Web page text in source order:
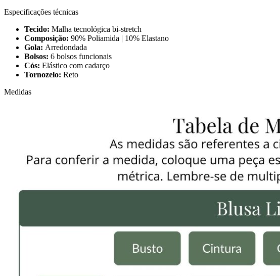
Especificações técnicas
Tecido: Malha tecnológica bi-stretch
Composição: 90% Poliamida | 10% Elastano
Gola: Arredondada
Bolsos: 6 bolsos funcionais
Cós: Elástico com cadarço
Tornozelo: Reto
Medidas